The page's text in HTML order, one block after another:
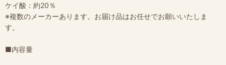
ケイ酸：約20％
※複数のメーカーあります。お届け品はお任せでお願いいたしま
す。
■内容量